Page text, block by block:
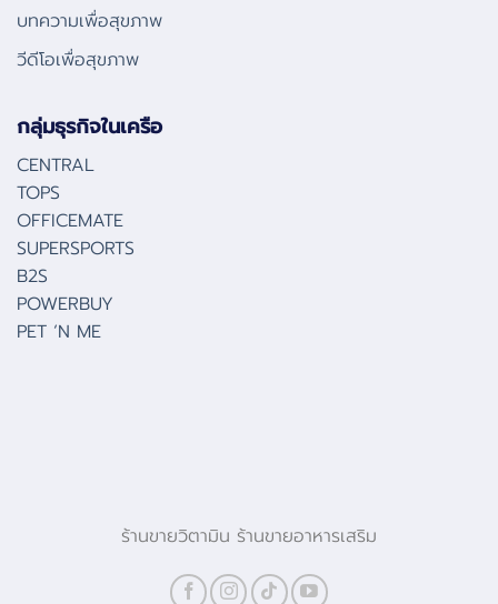
บทความเพื่อสุขภาพ
วีดีโอเพื่อสุขภาพ
กลุ่มธุรกิจในเครือ
CENTRAL
TOPS
OFFICEMATE
SUPERSPORTS
B2S
POWERBUY
PET ‘N ME
ร้านขายวิตามิน ร้านขายอาหารเสริม